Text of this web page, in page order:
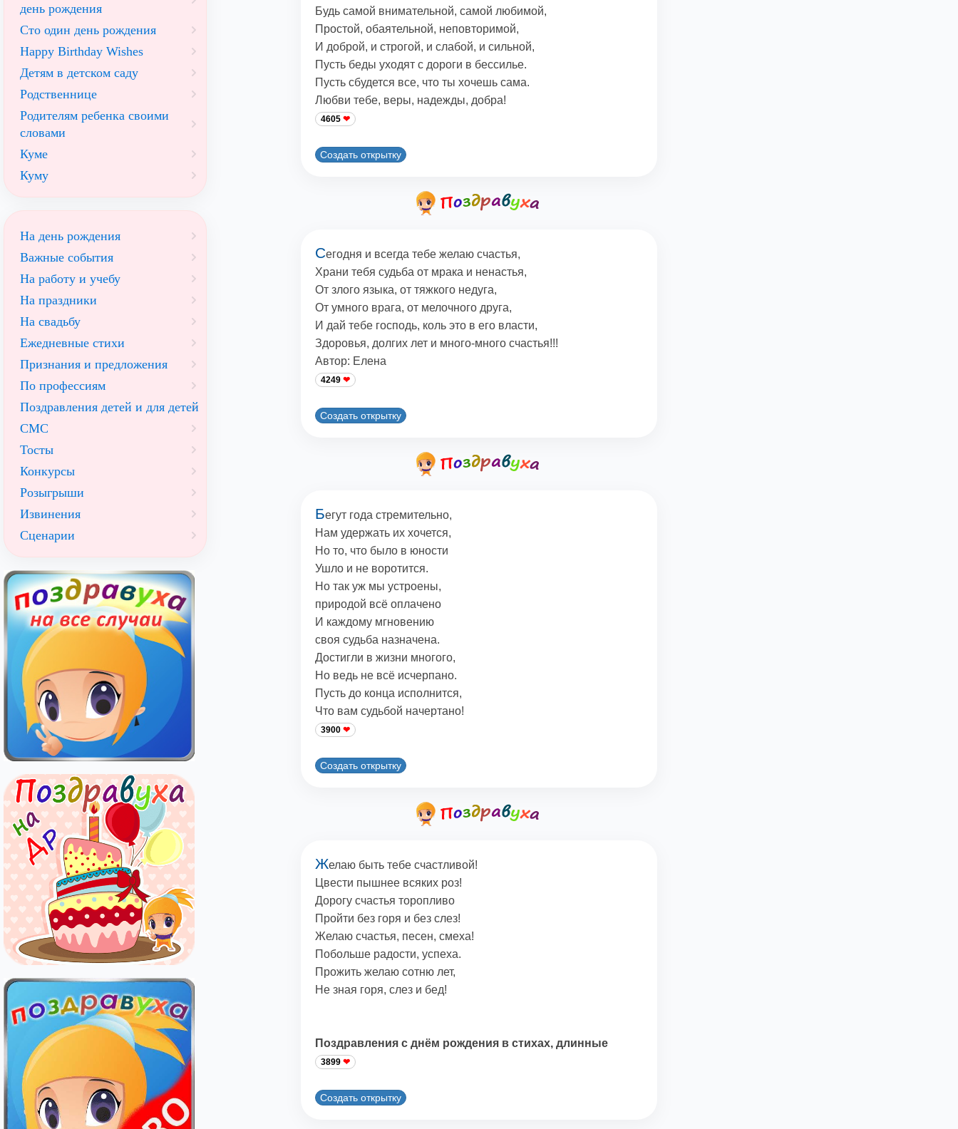
Будь самой внимательной, самой любимой,
Простой, обаятельной, неповторимой,
И доброй, и строгой, и слабой, и сильной,
Пусть беды уходят с дороги в бессилье.
Пусть сбудется все, что ты хочешь сама.
Любви тебе, веры, надежды, добра!
4605
Создать открытку
Сегодня и всегда тебе желаю счастья,
Храни тебя судьба от мрака и ненастья,
От злого языка, от тяжкого недуга,
От умного врага, от мелочного друга,
И дай тебе господь, коль это в его власти,
Здоровья, долгих лет и много-много счастья!!!
Автор: Елена
4249
Создать открытку
Бегут года стремительно,
Нам удержать их хочется,
Hо то, что было в юности
Ушло и не воротится.
Hо так уж мы устроены,
природой всё оплачено
И каждому мгновению
своя судьба назначена.
Достигли в жизни многого,
Но ведь не всё исчерпано.
Пусть до конца исполнится,
Что вам судьбой начертано!
3900
Создать открытку
Желаю быть тебе счастливой!
Цвести пышнее всяких роз!
Дорогу счастья торопливо
Пройти без горя и без слез!
Желаю счастья, песен, смеха!
Побольше радости, успеха.
Прожить желаю сотню лет,
Не зная горя, слез и бед!
Поздравления с днём рождения в стихах, длинные
3899
Создать открытку
день рождения
Сто один день рождения
Happy Birthday Wishes
Детям в детском саду
Родственнице
Родителям ребенка своими
словами
Куме
Куму
На день рождения
Важные события
На работу и учебу
На праздники
На свадьбу
Ежедневные стихи
Признания и предложения
По профессиям
Поздравления детей и для детей
СМС
Тосты
Конкурсы
Розыгрыши
Извинения
Сценарии